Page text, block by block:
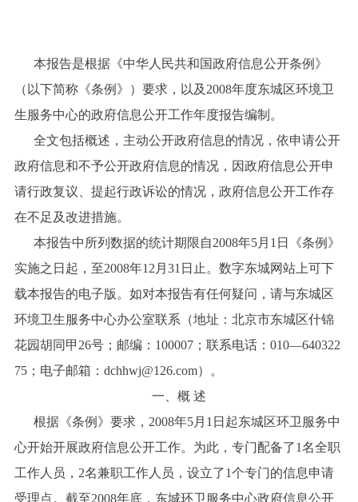
本报告是根据《中华人民共和国政府信息公开条例》
（以下简称《条例》）要求，以及2008年度东城区环境卫
生服务中心的政府信息公开工作年度报告编制。
全文包括概述，主动公开政府信息的情况，依申请公开
政府信息和不予公开政府信息的情况，因政府信息公开申
请行政复议、提起行政诉讼的情况，政府信息公开工作存
在不足及改进措施。
本报告中所列数据的统计期限自2008年5月1日《条例》
实施之日起，至2008年12月31日止。数字东城网站上可下
载本报告的电子版。如对本报告有任何疑问，请与东城区
环境卫生服务中心办公室联系（地址：北京市东城区什锦
花园胡同甲26号；邮编：100007；联系电话：010—640322
75；电子邮箱：dchhwj@126.com）。
一、概 述
根据《条例》要求，2008年5月1日起东城区环卫服务中
心开始开展政府信息公开工作。为此，专门配备了1名全职
工作人员，2名兼职工作人员，设立了1个专门的信息申请
受理点。截至2008年底，东城环卫服务中心政府信息公开